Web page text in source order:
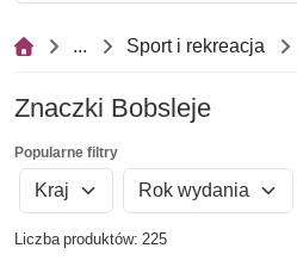
... Sport i rekreacja
Znaczki Bobsleje
Popularne filtry
Kraj Rok wydania
Liczba produktów: 225